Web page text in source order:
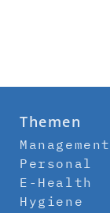
Themen
Management
Personal
E-Health
Hygiene